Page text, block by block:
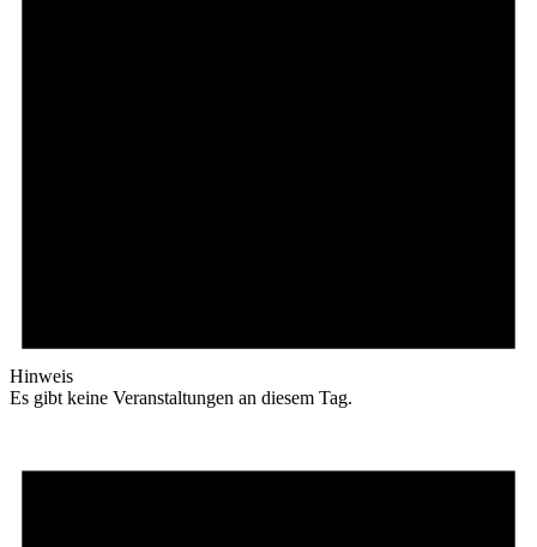
Hinweis
Es gibt keine Veranstaltungen an diesem Tag.